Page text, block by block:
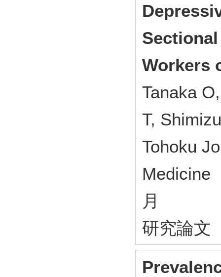
Workers
Tanaka
T,
Tohoku
月
研究論文